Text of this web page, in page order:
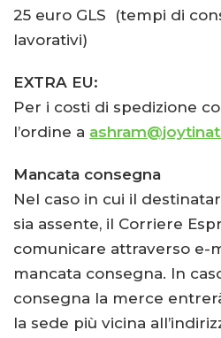
25 euro GLS (tempi di
lavorativi)
EXTRA EU:
Per i costi di spedizione
l’ordine a
Mancata consegna
Nel caso in cui il
sia assente, il Corriere
comunicare attraverso e-
mancata consegna. In
consegna la merce
la sede più vicina